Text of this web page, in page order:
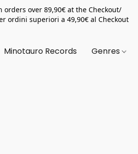
orders over 89,90€ at the Checkout/
ordini superiori a 49,90€ al Checkout
Minotauro Records Genres